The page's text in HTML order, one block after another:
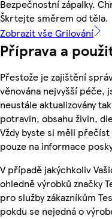
Bezpečnostní zápalky.
Škrtejte směrem od těla.
Zobrazit vše Grilování
Příprava a
Přestože je zajištění
věnována nejvyšší péče,
neustále aktualizovány
potravin, obsahu živin,
Vždy byste si měli
pouze na informace
V případě jakýchkoliv
ohledně výrobků značky
pro služby zákazníkům
pokdu se nejedná o